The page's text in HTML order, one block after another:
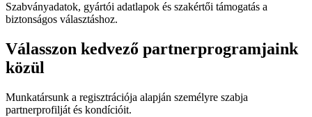
Szabványadatok, gyártói adatlapok és szakértői támogatás a
biztonságos választáshoz.
Válasszon kedvező partnerprogramjaink
közül
Munkatársunk a regisztrációja alapján személyre szabja
partnerprofilját és kondícióit.